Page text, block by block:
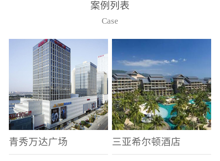
从监控主机上获取，最多
只能接6台，超过的需从现
案例列表
Case
青秀万达广场 三亚希尔顿酒店